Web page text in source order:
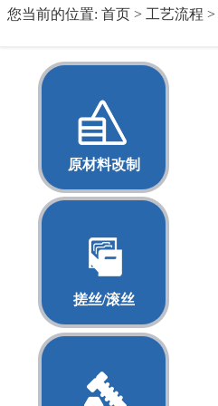
您当前的位置: 首页> 工艺流程 >
原材料改制
搓丝/滚丝